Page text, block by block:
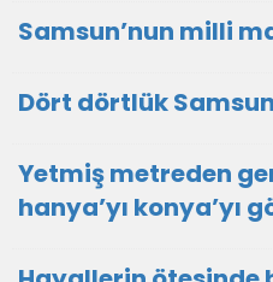
Samsun’nun milli
Dört dörtlük
Yetmiş metreden
hanya’yı konya’yı